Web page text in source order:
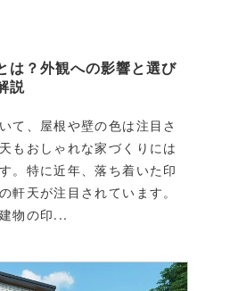
は？外観への影響と選び
説
て、屋根や壁の色は注目さ
もおしゃれな家づくりには
。特に近年、落ち着いた印
軒天が注目されています。
物の印...